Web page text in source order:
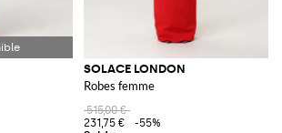
SOLACE LONDON
Robes femme
515,00 €
231,75 €
-55%